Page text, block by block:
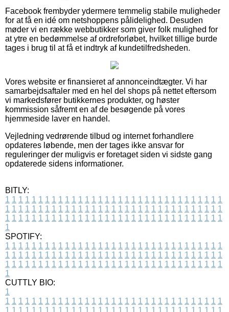
Facebook frembyder ydermere temmelig stabile muligheder
for at få en idé om netshoppens pålidelighed. Desuden
møder vi en række webbutikker som giver folk mulighed for
at ytre en bedømmelse af ordreforløbet, hvilket tillige burde
tages i brug til at få et indtryk af kundetilfredsheden.
Vores website er finansieret af annonceindtægter. Vi har
samarbejdsaftaler med en hel del shops på nettet eftersom
vi markedsfører butikkernes produkter, og høster
kommission såfremt en af de besøgende på vores
hjemmeside laver en handel.
Vejledning vedrørende tilbud og internet forhandlere
opdateres løbende, men der tages ikke ansvar for
reguleringer der muligvis er foretaget siden vi sidste gang
opdaterede sidens informationer.
BITLY:
1 1 1 1 1 1 1 1 1 1 1 1 1 1 1 1 1 1 1 1 1 1 1 1 1 1 1 1 1 1 1 1 1
1 1 1 1 1 1 1 1 1 1 1 1 1 1 1 1 1 1 1 1 1 1 1 1 1 1 1 1 1 1 1 1 1
1 1 1 1 1 1 1 1 1 1 1 1 1 1 1 1 1 1 1 1 1 1 1 1 1 1 1 1 1 1 1 1 1
1
SPOTIFY:
1 1 1 1 1 1 1 1 1 1 1 1 1 1 1 1 1 1 1 1 1 1 1 1 1 1 1 1 1 1 1 1 1
1 1 1 1 1 1 1 1 1 1 1 1 1 1 1 1 1 1 1 1 1 1 1 1 1 1 1 1 1 1 1 1 1
1 1 1 1 1 1 1 1 1 1 1 1 1 1 1 1 1 1 1 1 1 1 1 1 1 1 1 1 1 1 1 1 1
1
CUTTLY BIO:
1
1 1 1 1 1 1 1 1 1 1 1 1 1 1 1 1 1 1 1 1 1 1 1 1 1 1 1 1 1 1 1 1 1
1 1 1 1 1 1 1 1 1 1 1 1 1 1 1 1 1 1 1 1 1 1 1 1 1 1 1 1 1 1 1 1 1